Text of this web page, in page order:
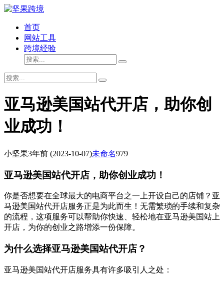
首页
网站工具
跨境经验
亚马逊美国站代开店，助你创
业成功！
小坚果3年前 (2023-10-07)未命名979
亚马逊美国站代开店，助你创业成功！
你是否想要在全球最大的电商平台之一上开设自己的店铺？亚
马逊美国站代开店服务正是为此而生！无需繁琐的手续和复杂
的流程，这项服务可以帮助你快速、轻松地在亚马逊美国站上
开店，为你的创业之路增添一份保障。
为什么选择亚马逊美国站代开店？
亚马逊美国站代开店服务具有许多吸引人之处：